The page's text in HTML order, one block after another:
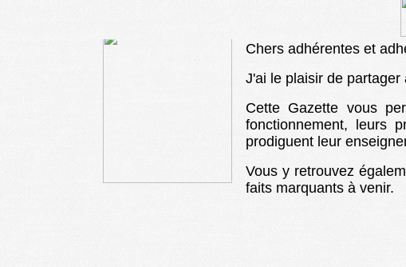
Chers adhérentes et
J'ai le plaisir de
Cette Gazette vous
fonctionnement, leurs
prodiguent leur
Vous y retrouvez
faits marquants à venir.